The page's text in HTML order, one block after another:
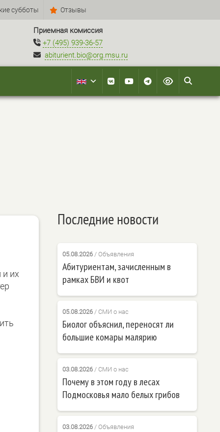
субботы Отзывы
Приемная комиссия
+7 (495) 939-36-57
abiturient.bio@org.msu.ru
их
Последние новости
05.08.2026/ Объявления
Абитуриентам, зачисленным в
рамках БВИ и квот
05.08.2026/ СМИ о нас
Биолог объяснил, переносят ли
большие комары малярию
03.08.2026/ СМИ о нас
Почему в этом году в лесах
Подмосковья мало белых грибов
03.08.2026/ Объявления